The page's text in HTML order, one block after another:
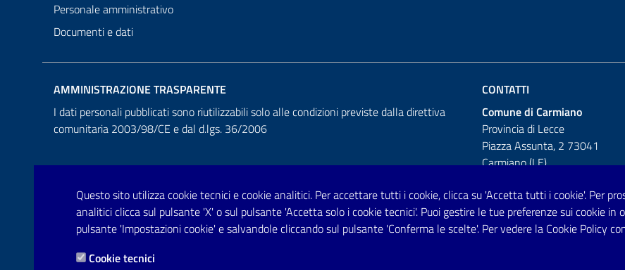
Questo sito utilizza cookie tecnici e cookie analitici. Per accettare tutti i cookie, clicca su 'Accetta tutti i cookie'. Per
analitici clicca sul pulsante 'X' o sul pulsante 'Accetta solo i cookie tecnici'. Puoi gestire le tue preferenze sui cookie
pulsante 'Impostazioni cookie' e salvandole cliccando sul pulsante 'Conferma le scelte'. Per vedere la Cookie Policy
Cookie tecnici
Personale amministrativo
Documenti e dati
AMMINISTRAZIONE TRASPARENTE
I dati personali pubblicati sono riutilizzabili solo alle condizioni previste dalla direttiva
comunitaria 2003/98/CE e dal d.lgs. 36/2006
CONTATTI
Comune di Carmiano
Provincia di Lecce
Piazza Assunta, 2 73041
Carmiano (LE)
Telefono: 0832 600001
Posta Elettronica Certificata: